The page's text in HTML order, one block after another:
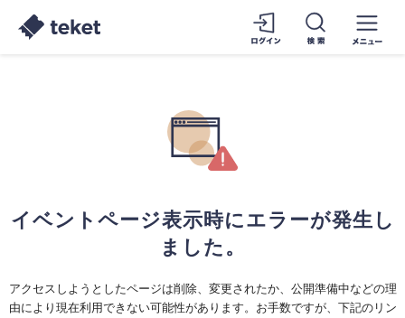
イベントページ表示時にエラーが発生し
ました。
アクセスしようとしたページは削除、変更されたか、公開準備中などの理
由により現在利用できない可能性があります。お手数ですが、下記のリン